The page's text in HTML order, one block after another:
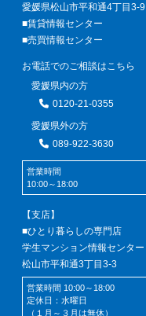
愛媛県松山市平和通4丁目3-9
■賃貸情報センター
■売買情報センター
お電話でのご相談はこちら
愛媛県内の方
0120-21-0355
愛媛県外の方
089-922-3630
営業時間
10:00～18:00
【支店】
■ひとり暮らしの専門店
学生マンション情報センター
松山市平和通3丁目3-3
営業時間 10:00～18:00
定休日：水曜日
（１月～３月は無休）